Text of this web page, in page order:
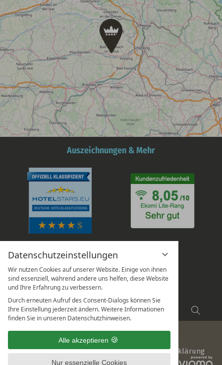
Datenschutzeinstellungen
Wir nutzen Cookies auf unserer Website. Einige von ihnen
sind essenziell, während andere uns helfen, diese Website
und Ihre Erfahrung zu verbessern.
Durch erneuten Aufruf des Consent-Dialogs können Sie
Ihre Einstellung jederzeit ändern. Weitere Informationen
finden Sie in unseren Datenschutzhinweisen.
Alle akzeptieren
Nur essenzielle Cookies
Auszeichnungen & Mehr
Suchbegriff
eingeben
DatenschutzDatenschutzeinstellungen
SitemapAGBHinweisgeberschutzBarrierefreiheitserklärung